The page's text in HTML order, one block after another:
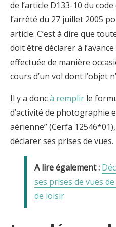
de l’article D133-10 du
l’arrêté du 27 juillet 2005
article. C’est à dire que
doit être déclarer à
effectuée de manière
cours d’un vol dont l’objet
Il y a doncà remplir le
d’activité de photographie
aérienne” (Cerfa
déclarer ses prises de vues.
ses prises de vues
de loisir